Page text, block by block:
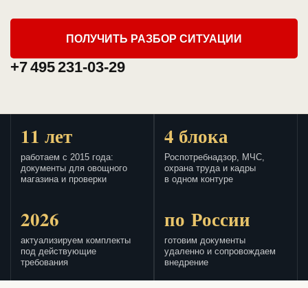
ПОЛУЧИТЬ РАЗБОР СИТУАЦИИ
+7 495 231-03-29
11 лет
работаем с 2015 года:
документы для овощного
магазина и проверки
4 блока
Роспотребнадзор, МЧС,
охрана труда и кадры
в одном контуре
2026
актуализируем комплекты
под действующие
требования
по России
готовим документы
удаленно и сопровождаем
внедрение